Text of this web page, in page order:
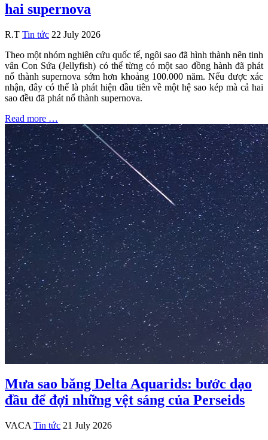
hai supernova
R.T Tin tức 22 July 2026
Theo một nhóm nghiên cứu quốc tế, ngôi sao đã hình thành nên tinh
vân Con Sứa (Jellyfish) có thể từng có một sao đồng hành đã phát
nổ thành supernova sớm hơn khoảng 100.000 năm. Nếu được xác
nhận, đây có thể là phát hiện đầu tiên về một hệ sao kép mà cả hai
sao đều đã phát nổ thành supernova.
Read more …
Mưa sao băng Delta Aquarids: bước dạo
đầu để đợi những vệt sáng của Perseids
VACA Tin tức 21 July 2026